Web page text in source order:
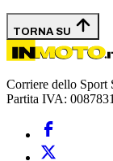
TORNA SU
Corriere dello
Partita IVA: